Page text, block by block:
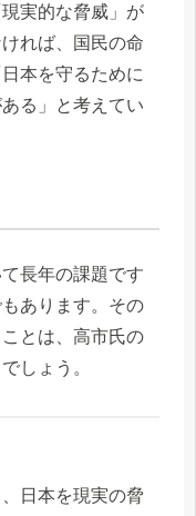
実的な脅威」が
れば、国民の命
本を守るために
る」と考えてい
長年の課題です
あります。その
とは、高市氏の
しょう。
日本を現実の脅